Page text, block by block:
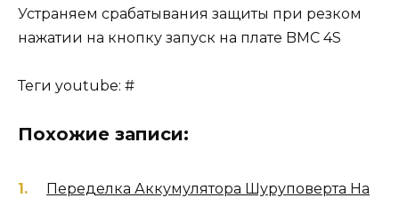
Устраняем срабатывания защиты при резком
нажатии на кнопку запуск на плате BMC 4S
Теги youtube: #
Похожие записи:
Переделка Аккумулятора Шуруповерта На